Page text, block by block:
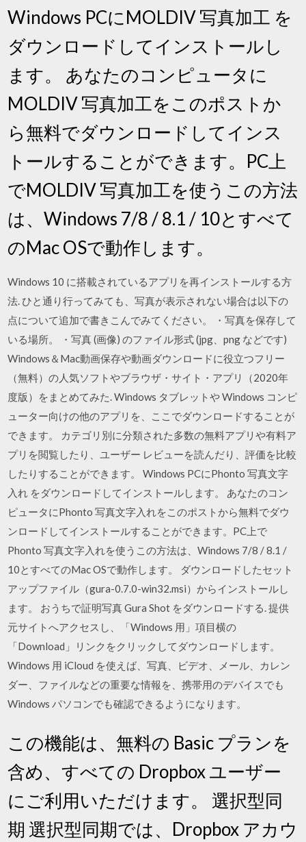
Windows PCにMOLDIV 写真加工 を
ダウンロードしてインストールし
ます。 あなたのコンピュータに
MOLDIV 写真加工をこのポストか
ら無料でダウンロードしてインス
トールすることができます。PC上
でMOLDIV 写真加工を使うこの方法
は、Windows 7/8 / 8.1 / 10とすべて
のMac OSで動作します。
Windows 10 に搭載されているアプリを再インストールする方
法. ひと通り行ってみても、写真が表示されない場合は以下の
点について追加で書きこんでみてください。 ・写真を保存して
いる場所。 ・写真 (画像) のファイル形式 (jpg、png などです)
Windows＆Mac動画保存や動画ダウンロードに役立つフリー
（無料）の人気ソフトやブラウザ・サイト・アプリ（2020年
度版）をまとめてみた. Windows タブレットや Windows コンピ
ューター向けの他のアプリを、ここでダウンロードすることが
できます。 カテゴリ別に分類された多数の無料アプリや有料ア
プリを閲覧したり、ユーザー レビューを読んだり、評価を比較
したりすることができます。 Windows PCにPhonto 写真文字
入れ をダウンロードしてインストールします。 あなたのコン
ピュータにPhonto 写真文字入れをこのポストから無料でダウ
ンロードしてインストールすることができます。PC上で
Phonto 写真文字入れを使うこの方法は、Windows 7/8 / 8.1 /
10とすべてのMac OSで動作します。 ダウンロードしたセット
アップファイル（gura-0.7.0-win32.msi）からインストールし
ます。 おうちで証明写真 Gura Shot をダウンロードする. 提供
元サイトへアクセスし、「Windows 用」項目横の
「Download」リンクをクリックしてダウンロードします。
Windows 用 iCloud を使えば、写真、ビデオ、メール、カレン
ダー、ファイルなどの重要な情報を、携帯用のデバイスでも
Windows パソコンでも確認できるようになります。
この機能は、無料の Basic プランを
含め、すべての Dropbox ユーザー
にご利用いただけます。 選択型同
期 選択型同期では、Dropbox アカウ